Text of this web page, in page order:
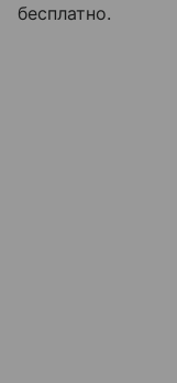
бесплатно.